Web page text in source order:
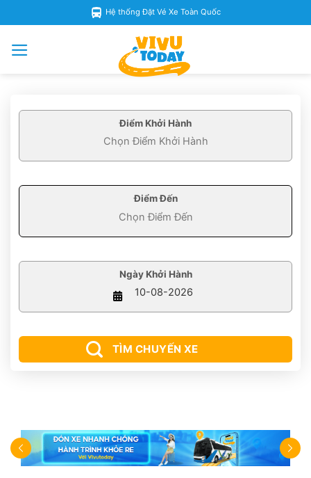
Hệ thống Đặt Vé Xe Toàn Quốc
Điểm Khởi Hành
Điểm Đến
Ngày Khởi Hành
TÌM CHUYẾN XE